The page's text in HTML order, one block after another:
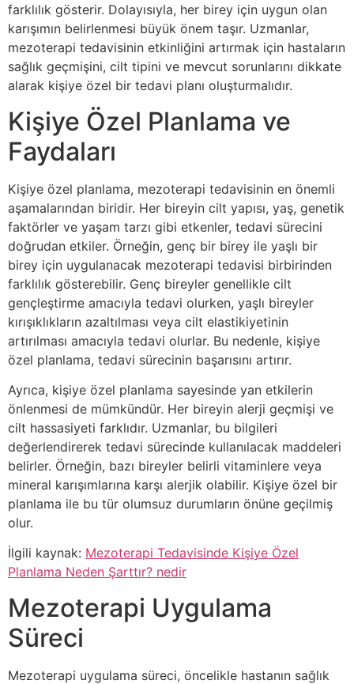
farklılık gösterir. Dolayısıyla, her birey için uygun olan
karışımın belirlenmesi büyük önem taşır. Uzmanlar,
mezoterapi tedavisinin etkinliğini artırmak için hastaların
sağlık geçmişini, cilt tipini ve mevcut sorunlarını dikkate
alarak kişiye özel bir tedavi planı oluşturmalıdır.
Kişiye Özel Planlama ve
Faydaları
Kişiye özel planlama, mezoterapi tedavisinin en önemli
aşamalarından biridir. Her bireyin cilt yapısı, yaş, genetik
faktörler ve yaşam tarzı gibi etkenler, tedavi sürecini
doğrudan etkiler. Örneğin, genç bir birey ile yaşlı bir
birey için uygulanacak mezoterapi tedavisi birbirinden
farklılık gösterebilir. Genç bireyler genellikle cilt
gençleştirme amacıyla tedavi olurken, yaşlı bireyler
kırışıklıkların azaltılması veya cilt elastikiyetinin
artırılması amacıyla tedavi olurlar. Bu nedenle, kişiye
özel planlama, tedavi sürecinin başarısını artırır.
Ayrıca, kişiye özel planlama sayesinde yan etkilerin
önlenmesi de mümkündür. Her bireyin alerji geçmişi ve
cilt hassasiyeti farklıdır. Uzmanlar, bu bilgileri
değerlendirerek tedavi sürecinde kullanılacak maddeleri
belirler. Örneğin, bazı bireyler belirli vitaminlere veya
mineral karışımlarına karşı alerjik olabilir. Kişiye özel bir
planlama ile bu tür olumsuz durumların önüne geçilmiş
olur.
İlgili kaynak: Mezoterapi Tedavisinde Kişiye Özel
Planlama Neden Şarttır? nedir
Mezoterapi Uygulama
Süreci
Mezoterapi uygulama süreci, öncelikle hastanın sağlık